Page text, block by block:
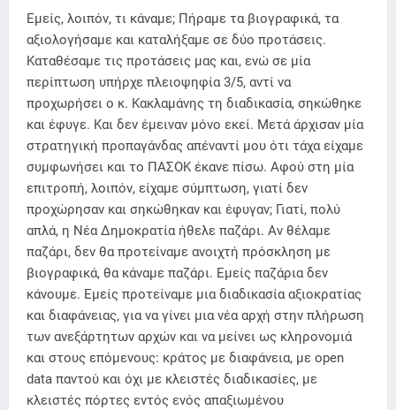
Εμείς, λοιπόν, τι κάναμε; Πήραμε τα βιογραφικά, τα
αξιολογήσαμε και καταλήξαμε σε δύο προτάσεις.
Καταθέσαμε τις προτάσεις μας και, ενώ σε μία
περίπτωση υπήρχε πλειοψηφία 3/5, αντί να
προχωρήσει ο κ. Κακλαμάνης τη διαδικασία, σηκώθηκε
και έφυγε. Και δεν έμειναν μόνο εκεί. Μετά άρχισαν μία
στρατηγική προπαγάνδας απέναντί μου ότι τάχα είχαμε
συμφωνήσει και το ΠΑΣΟΚ έκανε πίσω. Αφού στη μία
επιτροπή, λοιπόν, είχαμε σύμπτωση, γιατί δεν
προχώρησαν και σηκώθηκαν και έφυγαν; Γιατί, πολύ
απλά, η Νέα Δημοκρατία ήθελε παζάρι. Αν θέλαμε
παζάρι, δεν θα προτείναμε ανοιχτή πρόσκληση με
βιογραφικά, θα κάναμε παζάρι. Εμείς παζάρια δεν
κάνουμε. Εμείς προτείναμε μια διαδικασία αξιοκρατίας
και διαφάνειας, για να γίνει μια νέα αρχή στην πλήρωση
των ανεξάρτητων αρχών και να μείνει ως κληρονομιά
και στους επόμενους: κράτος με διαφάνεια, με open
data παντού και όχι με κλειστές διαδικασίες, με
κλειστές πόρτες εντός ενός απαξιωμένου